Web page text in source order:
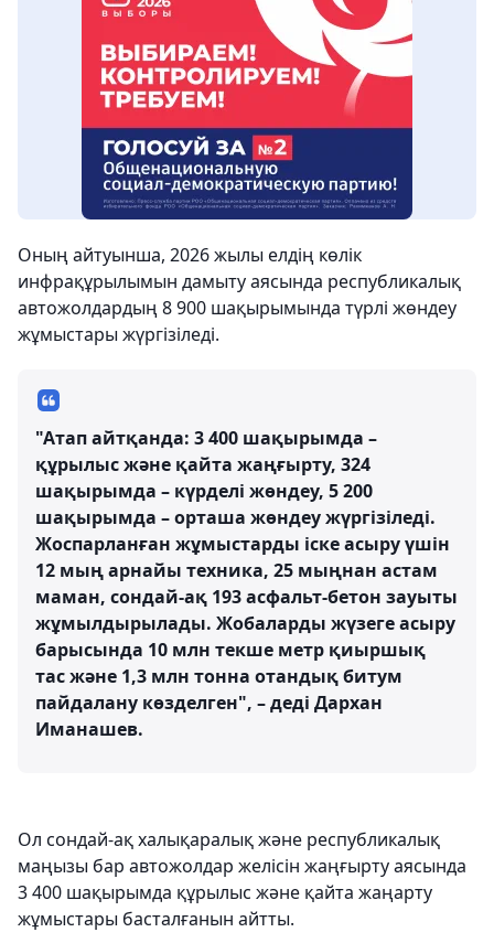
Оның айтуынша, 2026 жылы елдің көлік
инфрақұрылымын дамыту аясында республикалық
автожолдардың 8 900 шақырымында түрлі жөндеу
жұмыстары жүргізіледі.
"Атап айтқанда: 3 400 шақырымда –
құрылыс және қайта жаңғырту, 324
шақырымда – күрделі жөндеу, 5 200
шақырымда – орташа жөндеу жүргізіледі.
Жоспарланған жұмыстарды іске асыру үшін
12 мың арнайы техника, 25 мыңнан астам
маман, сондай-ақ 193 асфальт-бетон зауыты
жұмылдырылады. Жобаларды жүзеге асыру
барысында 10 млн текше метр қиыршық
тас және 1,3 млн тонна отандық битум
пайдалану көзделген", – деді Дархан
Иманашев.
Ол сондай-ақ халықаралық және республикалық
маңызы бар автожолдар желісін жаңғырту аясында
3 400 шақырымда құрылыс және қайта жаңарту
жұмыстары басталғанын айтты.